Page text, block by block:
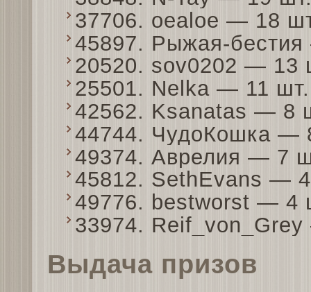
37706. oealoe — 18
45897. Рыжая-
20520. sov0202 —
25501. Nelka — 11
42562. Ksanatas — 8
44744. ЧудоКошка
49374. Аврелия — 7
45812. SethEvans —
49776. bestworst —
33974.
Выдача призов